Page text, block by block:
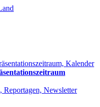
Kalender
Reportagen, Newsletter